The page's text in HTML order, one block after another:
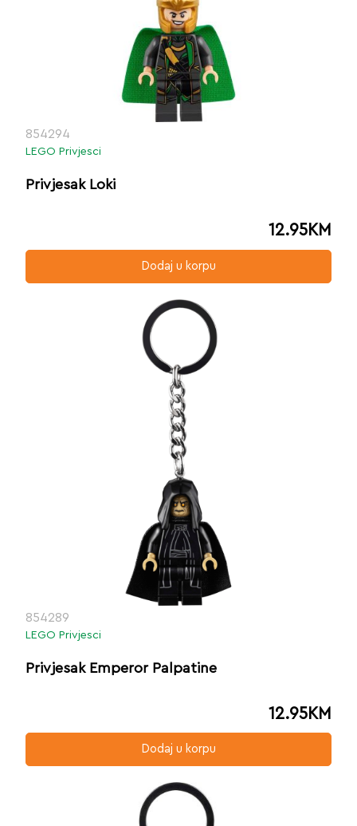
854294
LEGO Privjesci
Privjesak Loki
12.95KM
Dodaj u korpu
854289
LEGO Privjesci
Privjesak Emperor Palpatine
12.95KM
Dodaj u korpu